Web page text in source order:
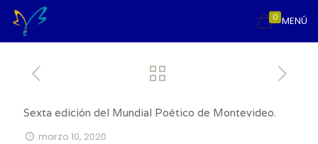
MENÚ
0
Sexta edición del Mundial Poético de Montevideo.
marzo 10, 2020